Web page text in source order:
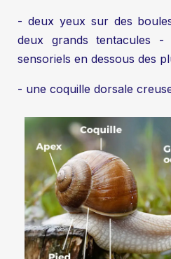
- deux yeux sur des
deux grands tentacules -
sensoriels en dessous des
- une coquille dorsale